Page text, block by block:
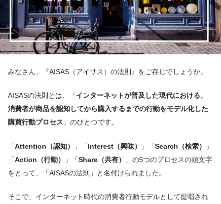
みなさん、『AISAS（アイサス）の法則』をご存じでしょうか。
AISASの法則とは、「インターネットが普及した現代における、
消費者が商品を認知してから購入するまでの行動をモデル化した
購買行動プロセス 」のひとつです。
「Attention（認知） 」「Interest（興味） 」「Search（検索）
」
「Action（行動） 」「Share（共有）
」の5つのプロセスの頭文字
をとって、「AISASの法則」と名付けられました。
そこで、インターネット時代の消費者行動モデルとして提唱され